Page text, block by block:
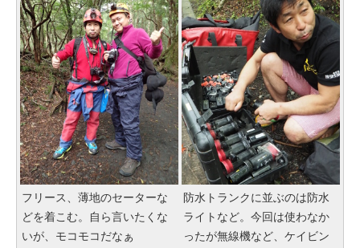
フリース、薄地のセーターな
どを着こむ。自ら言いたくな
いが、モコモコだなぁ
防水トランクに並ぶのは防水
ライトなど。今回は使わなか
ったが無線機など、ケイビン